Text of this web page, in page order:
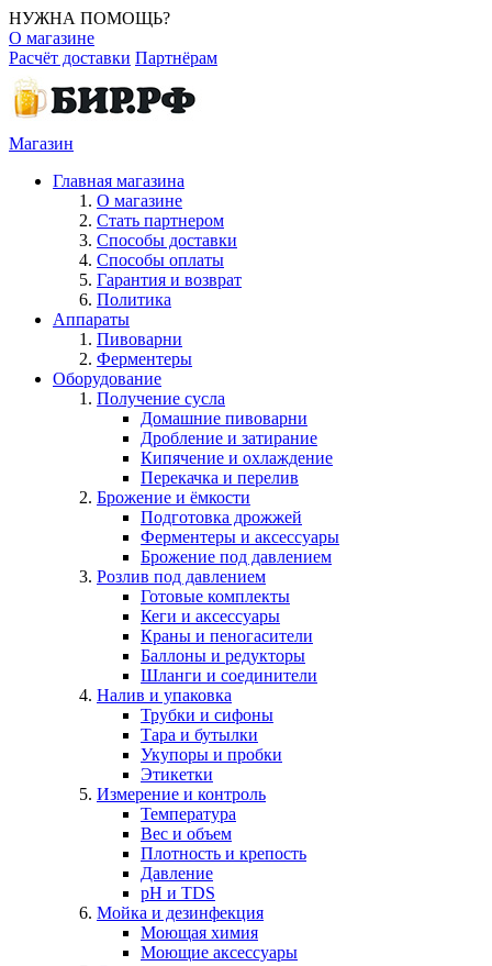
НУЖНА ПОМОЩЬ?
О магазине
Расчёт доставки Партнёрам
Магазин
Главная магазина
О магазине
Стать партнером
Способы доставки
Способы оплаты
Гарантия и возврат
Политика
Аппараты
Пивоварни
Ферментеры
Оборудование
Получение сусла
Домашние пивоварни
Дробление и затирание
Кипячение и охлаждение
Перекачка и перелив
Брожение и ёмкости
Подготовка дрожжей
Ферментеры и аксессуары
Брожение под давлением
Розлив под давлением
Готовые комплекты
Кеги и аксессуары
Краны и пеногасители
Баллоны и редукторы
Шланги и соединители
Налив и упаковка
Трубки и сифоны
Тара и бутылки
Укупоры и пробки
Этикетки
Измерение и контроль
Температура
Вес и объем
Плотность и крепость
Давление
pH и TDS
Мойка и дезинфекция
Моющая химия
Моющие аксессуары